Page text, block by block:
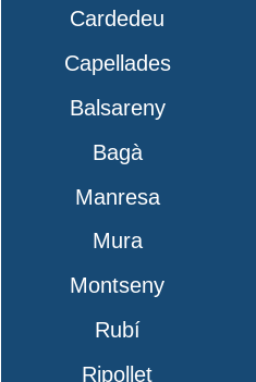
Cardedeu
Capellades
Balsareny
Bagà
Manresa
Mura
Montseny
Rubí
Ripollet